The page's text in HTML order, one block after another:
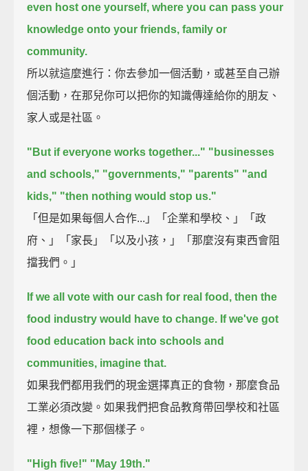
even host one yourself, where you can pass your
knowledge onto your friends, family or
community.
所以就這麼進行：你去參加一個活動，或甚至自己辦
個活動，在那兒你可以把你的知識傳達給你的朋友、
家人或是社區。
"But if everyone works together..." "businesses
and schools," "governments," "parents" "and
kids," "then nothing would stop us."
「但是如果每個人合作...」「企業和學校、」「政
府、」「家長」「以及小孩，」「那麼沒有東西會阻
擋我們。」
If we all vote with our cash for real food, then the
food industry would have to change. If we've got
food education back into schools and
communities, imagine that.
如果我們都用我們的現金選擇真正的食物，那麼食品
工業必須改變。如果我們把食品教育帶回學校和社區
裡，想像一下那個樣子。
"High five!" "May 19th."